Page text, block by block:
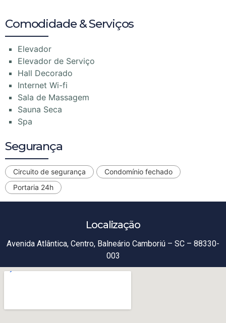
Comodidade & Serviços
Elevador
Elevador de Serviço
Hall Decorado
Internet Wi-fi
Sala de Massagem
Sauna Seca
Spa
Segurança
Circuito de segurança
Condomínio fechado
Portaria 24h
Localização
Avenida Atlântica, Centro, Balneário Camboriú – SC – 88330-
003